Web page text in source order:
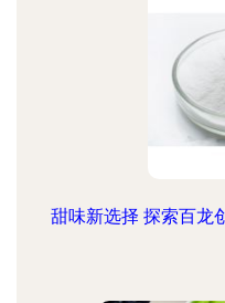
甜味新选择 探索百龙